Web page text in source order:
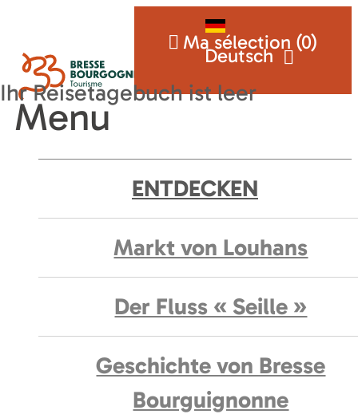
Deutsch
Ma sélection (0)
Menu
ENTDECKEN
Markt von Louhans
Der Fluss « Seille »
Geschichte von Bresse
Bourguignonne